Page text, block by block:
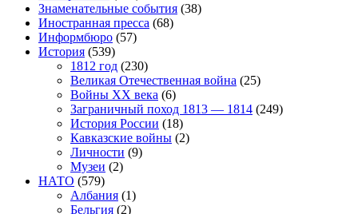
Знаменательные события (38)
Иностранная пресса (68)
Информбюро (57)
История (539)
1812 год (230)
Великая Отечественная война (25)
Войны XX века (6)
Заграничный поход 1813 — 1814 (249)
История России (18)
Кавказские войны (2)
Личности (9)
Музеи (2)
НАТО (579)
Албания (1)
Бельгия (2)